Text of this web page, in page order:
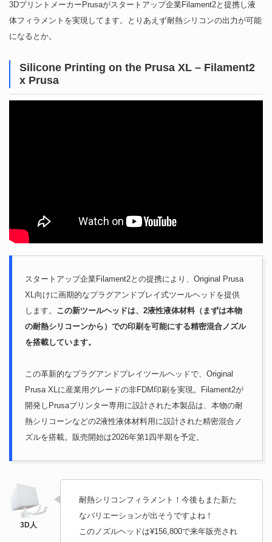
3DプリントメーカーPrusaがスタートアップ企業Filament2と提携し液
体フィラメントを実現してます。とりあえず耐熱シリコンの出力が可能
になるとか。
Silicone Printing on the Prusa XL – Filament2
x Prusa
スタートアップ企業Filament2との提携により、Original Prusa
XL向けに画期的なプラグアンドプレイ式ツールヘッドを提供
します。 この新ツールヘッドは、2液性液体材料（まずは本物
の耐熱シリコーンから）での印刷を可能にする精密混合ノズル
を搭載しています。
この革新的なプラグアンドプレイツールヘッドで、Original
Prusa XLに産業用グレードの非FDM印刷を実現。Filament2が
開発しPrusaプリンター専用に設計された本製品は、本物の耐
熱シリコーンなどの2液性液体材料用に設計された精密混合ノ
ズルを搭載。販売開始は2026年第1四半期を予定。
耐熱シリコンフィラメント！今後もまた新た
なバリエーションが出そうですよね！
このノズルヘッドは¥‌156,800で来年販売され